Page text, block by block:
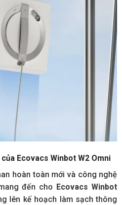
Ecovacs Winbot W2 Omni
hoàn toàn mới và công nghệ
đến cho Ecovacs Winbot
lên kế hoạch làm sạch thông